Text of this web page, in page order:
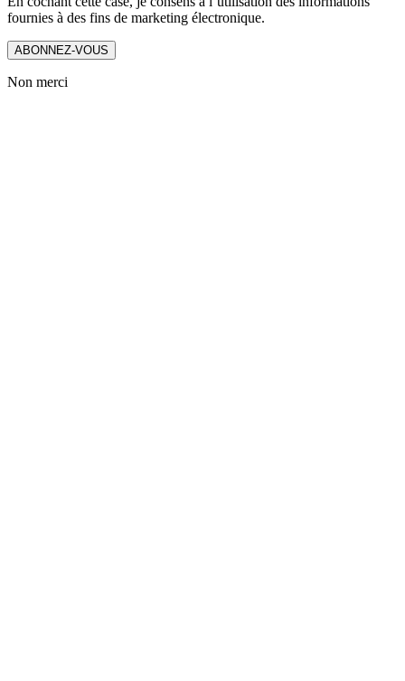
fournies à des fins de marketing électronique.
ABONNEZ-VOUS
Non merci